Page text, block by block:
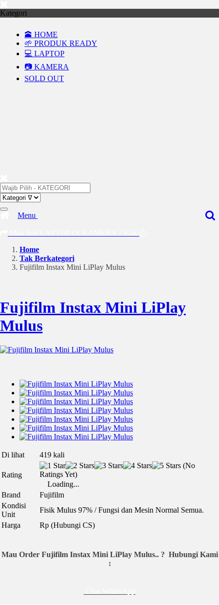
Kategori
🕋 HOME
🌱 PRODUK READY
💻 LAPTOP
📷 KAMERA
SOLD OUT
Menu
Home
Tak Berkategori
Fujifilm Instax Mini LiPlay Mulus
Fujifilm Instax Mini LiPlay
Mulus
Di lihat 419 kali
Rating
(No
Ratings Yet)
Loading...
Brand
Fujifilm
Kondisi
Unit
Fisik Mulus 97% / Fungsi dan Mesin Normal Semua.
Harga
Rp (Hubungi CS)
Mau Order Fujifilm Instax Mini LiPlay Mulus.. ? Hubungi Kami
: